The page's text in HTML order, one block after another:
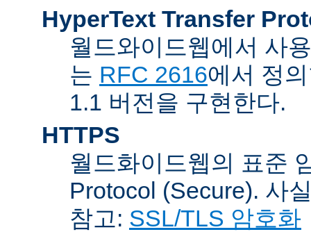
HyperText Transfer
월드와이드웹에서 사
는 RFC 2616에서 정
1.1 버전을 구현한다.
HTTPS
월드화이드웹의 표준
Protocol (Secure). 사
참고: SSL/TLS 암호화